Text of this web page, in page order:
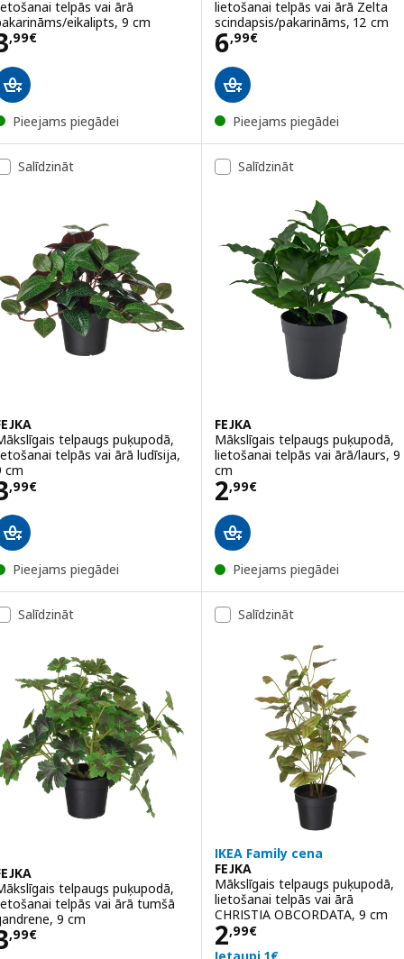
telpās vai ārā
eikalipts, 9 cm
,99€ 3,99€
Pieejams piegādei
lietošanai telpās vai ārā Zelta
scindapsis/pakarināms, 12 cm
6,99€
Cena 6,99€
Pieejams piegādei
Salīdzināt
telpaugs puķupodā,
telpās vai ārā ludīsija,
cm
,99€ 3,99€
Pieejams piegādei
Salīdzināt
FEJKA
Mākslīgais telpaugs puķupodā,
lietošanai telpās vai ārā/laurs, 9
cm
2,99€
Cena 2,99€
Pieejams piegādei
Salīdzināt
telpaugs puķupodā,
telpās vai ārā tumšā
9 cm
,99€ 3,99€
Salīdzināt
IKEA Family cena
FEJKA
Mākslīgais telpaugs puķupodā,
lietošanai telpās vai ārā
CHRISTIA OBCORDATA, 9 cm
2,99€
Cena 2,99€